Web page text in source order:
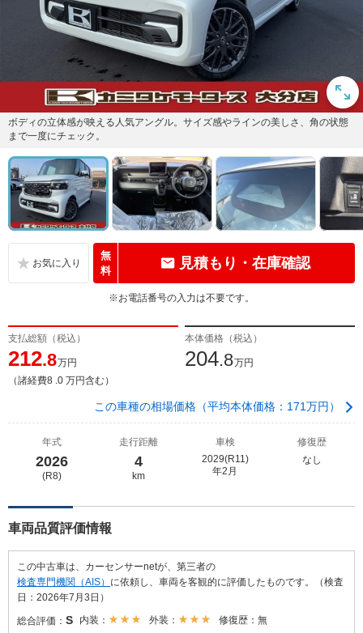
ボディの立体感が映える人気アングル。サイズ感やラインの美しさ、角の状態
まで一度にチェック。
無
料
見積もり・在庫確認
※お電話番号の入力は不要です。
支払総額（税込）
212.8万円
（諸経費8 .0 万円含む）
本体価格（税込）
204.8万円
この車種の相場価格（平均本体価格：171万円）
年式
2026
(R8)
走行距離
4
km
車検
2029(R11)
年2月
修復歴
なし
車両品質評価情報
この中古車は、カーセンサーnetが、第三者の
検査専門機関（AIS） に依頼し、車両を客観的に評価したものです。（検査
日：2026年7月3日）
総合評価： S 内装： 外装：
修復歴：無